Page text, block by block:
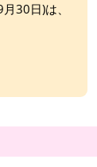
30日)は、